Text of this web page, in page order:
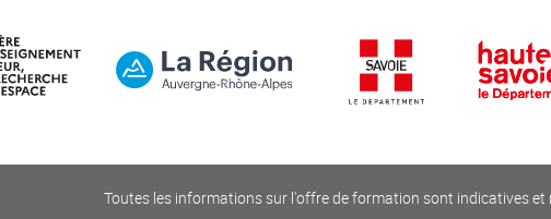
Toutes les informations sur l'offre de formation sont indicatives et